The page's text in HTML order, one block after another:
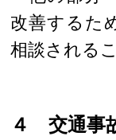
改善するた
相談される
４ 交通事